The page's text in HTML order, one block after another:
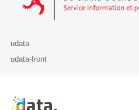
udata
udata-front
Retour à l'accueil de